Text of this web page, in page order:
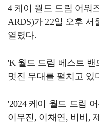
4 케이 월드 드림 어워
ARDS)가 22일 오후
열렸다.
'K 월드 드림 베스트 밴
멋진 무대를 펼치고 있
'2024 케이 월드 드림
이무진, 이채연, 비비,